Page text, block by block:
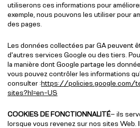
utiliserons ces informations pour
exemple, nous pouvons les utiliser pour
des pages.
Les données collectées par GA peuvent
d'autres services Google ou des tiers.
la manière dont Google partage les
vous pouvez contrôler les informations
consulter :https://policies.google.com/
sites?hl=en-US
COOKIES DE FONCTIONNALITÉ– ils
lorsque vous revenez sur nos sites Web.